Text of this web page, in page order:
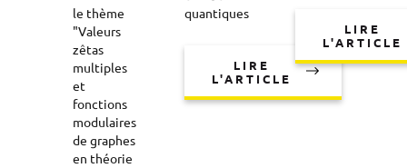
le thème
"Valeurs
zêtas
multiples
et
fonctions
modulaires
de graphes
en théorie
quantiques
LIRE
L'ARTICLE
LIRE
L'ARTICLE